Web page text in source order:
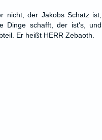
nicht, der Jakobs Schatz ist;
Dinge schafft, der ist's, und
Er heißt HERR Zebaoth.